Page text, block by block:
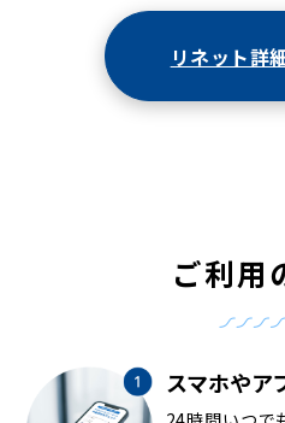
リネット詳
ご利用
スマホやア